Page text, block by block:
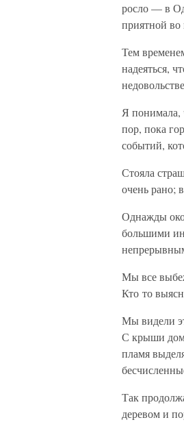
росло — в
приятной во
Тем
надеяться,
Я понимала,
пор, пока
событий,
Стояла
очень рано;
Однажды
большими
Мы все
Кто то
Мы видели
С крыши
пламя
Так
деревом и